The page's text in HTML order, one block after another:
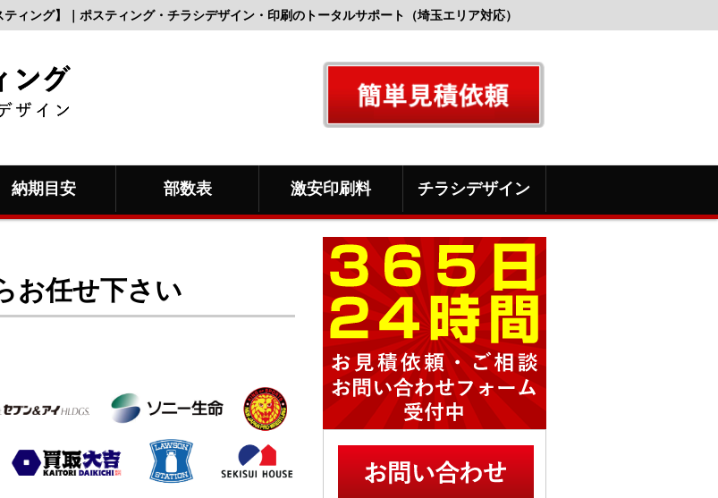
ィング】｜ポスティング・チラシデザイン・印刷のトータルサポート（埼玉エリア対応）
納期目安 部数表 激安印刷料 チラシデザイン
お任せ下さい